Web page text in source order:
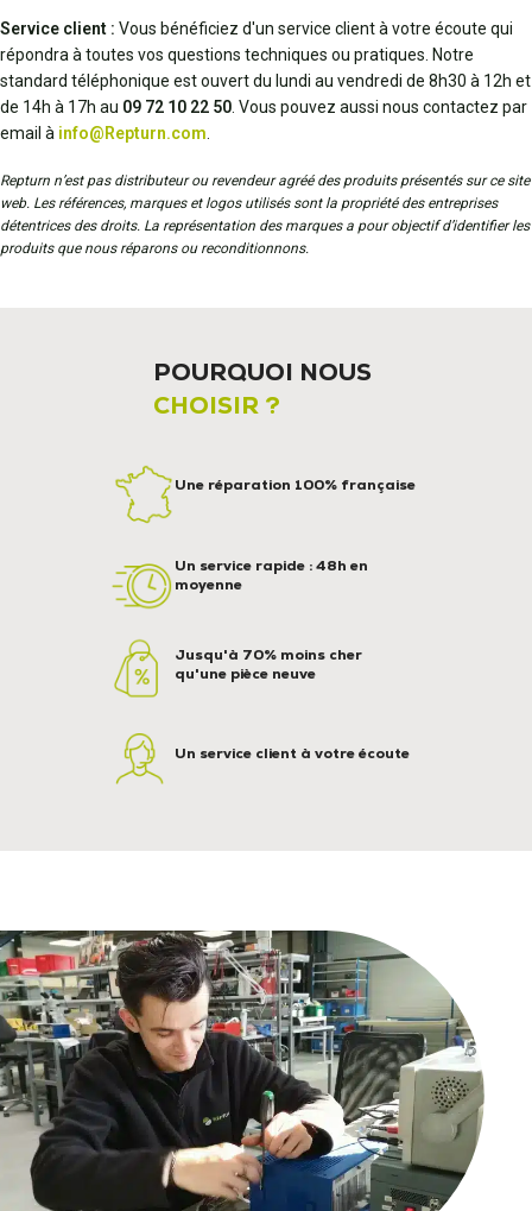
Service client : Vous bénéficiez d'un service client à votre écoute qui
répondra à toutes vos questions techniques ou pratiques. Notre
standard téléphonique est ouvert du lundi au vendredi de 8h30 à 12h et
de 14h à 17h au 09 72 10 22 50 . Vous pouvez aussi nous contactez par
email à info@Repturn.com
Repturn n’est pas distributeur ou revendeur agréé des produits présentés sur ce site
web. Les références, marques et logos utilisés sont la propriété des entreprises
détentrices des droits. La représentation des marques a pour objectif d’identifier les
produits que nous réparons ou reconditionnons.
POURQUOI NOUS
CHOISIR ?
Une réparation 100% française
Un service rapide : 48h en
moyenne
Jusqu'à 70% moins cher
qu'une pièce neuve
Un service client à votre écoute